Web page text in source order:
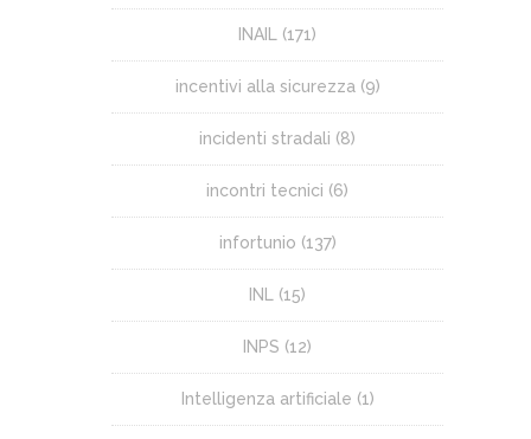
INAIL (171)
incentivi alla sicurezza (9)
incidenti stradali (8)
incontri tecnici (6)
infortunio (137)
INL (15)
INPS (12)
Intelligenza artificiale (1)